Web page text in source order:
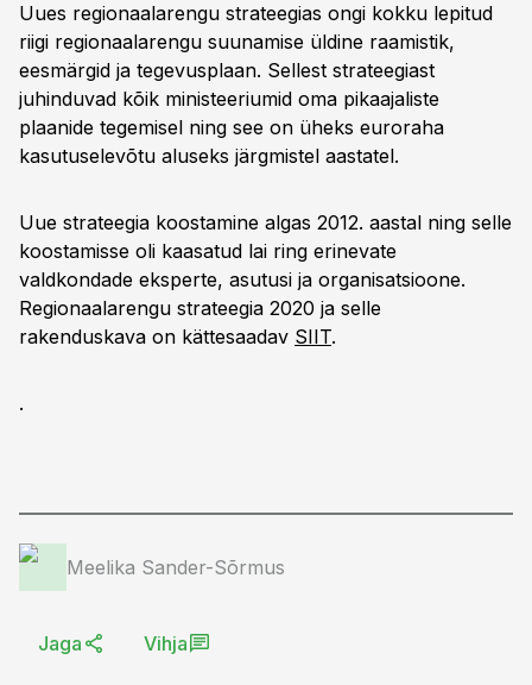
Uues regionaalarengu strateegias ongi kokku lepitud
riigi regionaalarengu suunamise üldine raamistik,
eesmärgid ja tegevusplaan. Sellest strateegiast
juhinduvad kõik ministeeriumid oma pikaajaliste
plaanide tegemisel ning see on üheks euroraha
kasutuselevõtu aluseks järgmistel aastatel.
Uue strateegia koostamine algas 2012. aastal ning selle
koostamisse oli kaasatud lai ring erinevate
valdkondade eksperte, asutusi ja organisatsioone.
Regionaalarengu strateegia 2020 ja selle
rakenduskava on kättesaadav SIIT.
.
Meelika Sander-Sõrmus
Jaga Vihja